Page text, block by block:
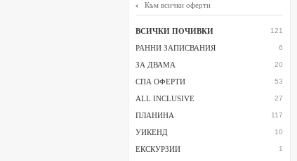
Към всички оферти
ВСИЧКИ ПОЧИВКИ 121
РАННИ ЗАПИСВАНИЯ 6
ЗА ДВАМА 20
СПА ОФЕРТИ 53
ALL INCLUSIVE 27
ПЛАНИНА 117
УИКЕНД 10
ЕКСКУРЗИИ 1